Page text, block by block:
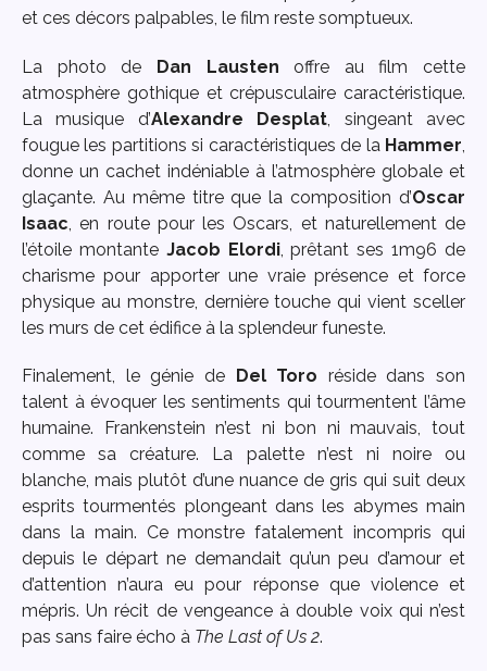
et ces décors palpables, le film reste somptueux.
La photo de Dan Laustenoffre au film cette
atmosphère gothique et crépusculaire caractéristique.
La musique d’Alexandre Desplat , singeant avec
fougue les partitions si caractéristiques de la Hammer
donne un cachet indéniable à l’atmosphère globale et
glaçante. Au même titre que la composition d’Oscar
Isaac , en route pour les Oscars, et naturellement de
l’étoile montante Jacob Elordi, prêtant ses 1m96 de
charisme pour apporter une vraie présence et force
physique au monstre, dernière touche qui vient sceller
les murs de cet édifice à la splendeur funeste.
Finalement, le génie de Del Toro réside dans son
talent à évoquer les sentiments qui tourmentent l’âme
humaine. Frankenstein n’est ni bon ni mauvais, tout
comme sa créature. La palette n’est ni noire ou
blanche, mais plutôt d’une nuance de gris qui suit deux
esprits tourmentés plongeant dans les abymes main
dans la main. Ce monstre fatalement incompris qui
depuis le départ ne demandait qu’un peu d’amour et
d’attention n’aura eu pour réponse que violence et
mépris. Un récit de vengeance à double voix qui n’est
pas sans faire écho à The Last of Us 2.